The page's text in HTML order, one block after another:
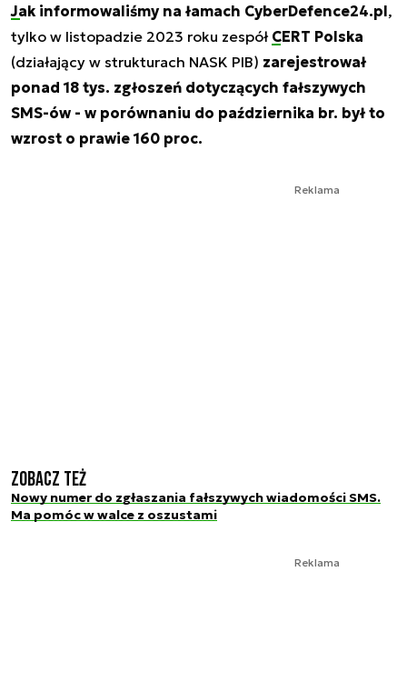
Jak informowaliśmy na łamach CyberDefence24.pl,
tylko w listopadzie 2023 roku zespół CERT Polska
(działający w strukturach NASK PIB) zarejestrował
ponad 18 tys. zgłoszeń dotyczących fałszywych
SMS-ów - w porównaniu do października br. był to
wzrost o prawie 160 proc.
Reklama
Zobacz też
Nowy numer do zgłaszania fałszywych wiadomości SMS.
Ma pomóc w walce z oszustami
Reklama